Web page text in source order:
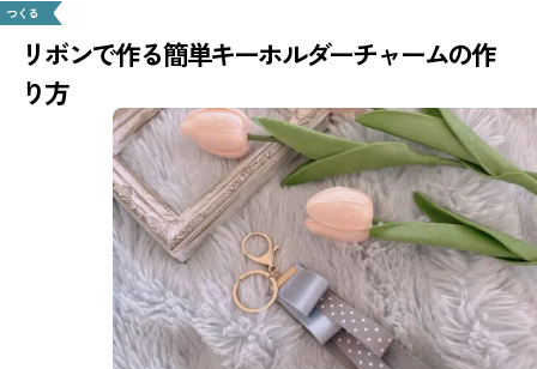
つくる
リボンで作る簡単キーホルダーチャームの作
り方